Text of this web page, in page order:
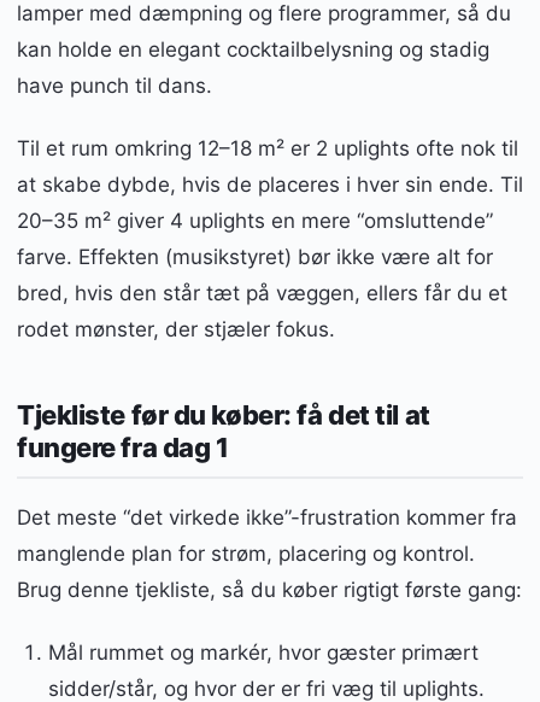
lamper med dæmpning og flere programmer, så du
kan holde en elegant cocktailbelysning og stadig
have punch til dans.
Til et rum omkring 12–18 m² er 2 uplights ofte nok til
at skabe dybde, hvis de placeres i hver sin ende. Til
20–35 m² giver 4 uplights en mere “omsluttende”
farve. Effekten (musikstyret) bør ikke være alt for
bred, hvis den står tæt på væggen, ellers får du et
rodet mønster, der stjæler fokus.
Tjekliste før du køber: få det til at
fungere fra dag 1
Det meste “det virkede ikke”-frustration kommer fra
manglende plan for strøm, placering og kontrol.
Brug denne tjekliste, så du køber rigtigt første gang:
Mål rummet og markér, hvor gæster primært
sidder/står, og hvor der er fri væg til uplights.